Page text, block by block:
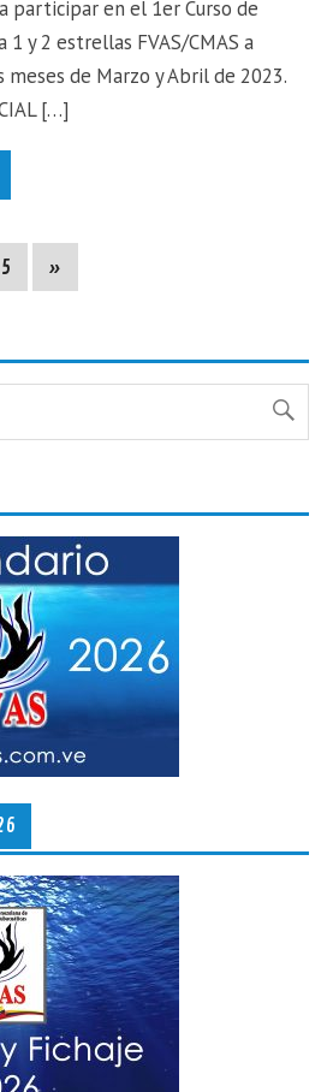
participar en el 1er Curso de
y 2 estrellas FVAS/CMAS a
de Marzo y Abril de 2023.
[…]
5 »